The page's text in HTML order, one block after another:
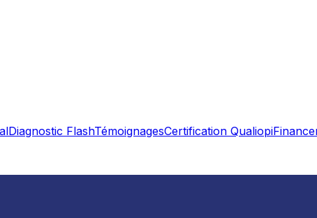
Diagnostic FlashTémoignagesCertification Qualiopi